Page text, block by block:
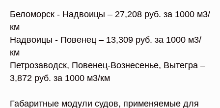
Беломорск - Надвоицы – 27,208 руб. за 1000 м3/
км
Надвоицы - Повенец – 13,309 руб. за 1000 м3/
км
Петрозаводск, Повенец-Вознесенье, Вытегра –
3,872 руб. за 1000 м3/км
Габаритные модули судов, применяемые для